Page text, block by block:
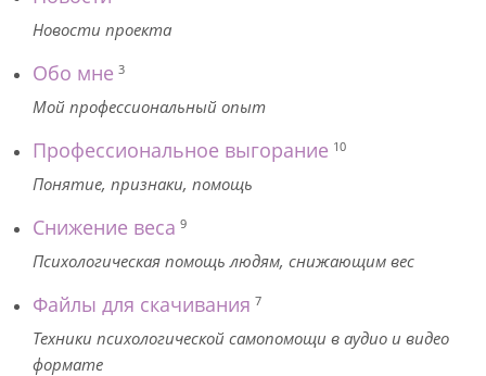
Новости проекта
Обо мне 3
Мой профессиональный опыт
Профессиональное выгорание 10
Понятие, признаки, помощь
Снижение веса 9
Психологическая помощь людям, снижающим вес
Файлы для скачивания 7
Техники психологической самопомощи в аудио и видео
формате